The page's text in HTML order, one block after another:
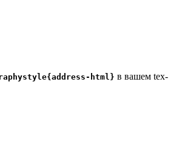
html} в вашем tex-